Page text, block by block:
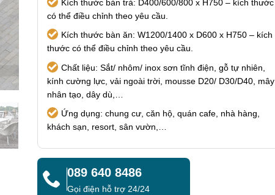
Kích thước bàn trà: D400/600/800 x H750 – kích thước
có thể điều chỉnh theo yêu cầu.
Kích thước bàn ăn: W1200/1400 x D600 x H750 – kích
thước có thể điều chỉnh theo yêu cầu.
Chất liệu: Sắt/ nhôm/ inox sơn tĩnh điện, gỗ tự nhiên,
kính cường lực, vải ngoài trời, mousse D20/ D30/D40, mây
nhân tạo, dây dù,…
Ứng dụng: chung cư, căn hộ, quán cafe, nhà hàng,
khách sạn, resort, sân vườn,…
089 640 8486
Gọi điện hỗ trợ 24/24